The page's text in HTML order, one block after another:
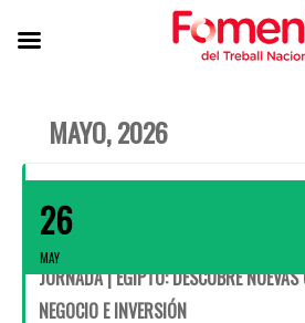
MAYO, 2026
26
MAY
JORNADA | EGIPTO: DESCUBRE
NEGOCIO E INVERSIÓN